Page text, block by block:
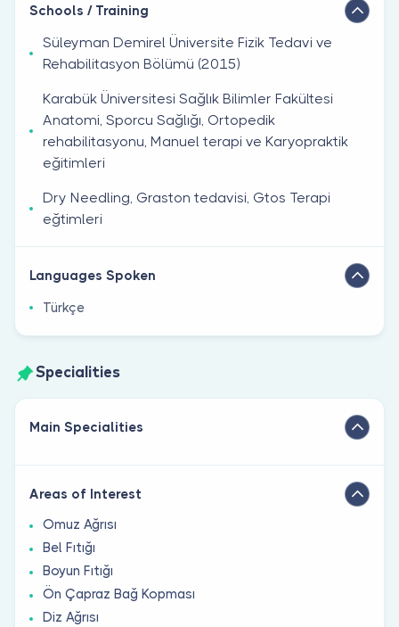
Schools / Training
Süleyman Demirel Üniversite Fizik Tedavi ve
Rehabilitasyon Bölümü (2015)
Karabük Üniversitesi Sağlık Bilimler Fakültesi
Anatomi, Sporcu Sağlığı, Ortopedik
rehabilitasyonu, Manuel terapi ve Karyopraktik
eğitimleri
Dry Needling, Graston tedavisi, Gtos Terapi
eğtimleri
Languages Spoken
Türkçe
Specialities
Main Specialities
Areas of Interest
Omuz Ağrısı
Bel Fıtığı
Boyun Fıtığı
Ön Çapraz Bağ Kopması
Diz Ağrısı